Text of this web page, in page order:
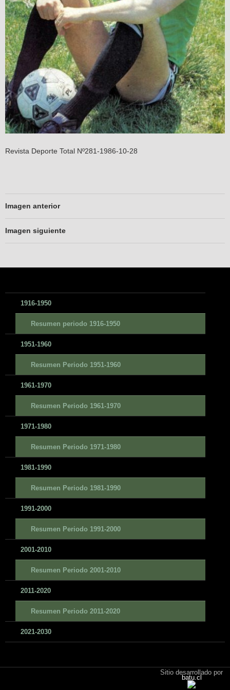
Revista Deporte Total Nº281-1986-10-28
Imagen anterior
Imagen siguiente
1916-1950
Resumen periodo 1916-1950
1951-1960
Resumen Periodo 1951-1960
1961-1970
Resumen Periodo 1961-1970
1971-1980
Resumen Periodo 1971-1980
1981-1990
Resumen Periodo 1981-1990
1991-2000
Resumen Periodo 1991-2000
2001-2010
Resumen Periodo 2001-2010
2011-2020
Resumen Periodo 2011-2020
2021-2030
Sitio desarrollado por
batu.cl